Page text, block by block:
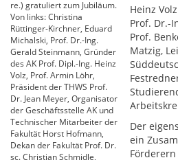
re.) gratuliert zum Jubiläum.
Von links: Christina
Rüttinger-Kirchner, Eduard
Michalski, Prof. Dr.-Ing.
Gerald Steinmann, Gründer
des AK Prof. Dipl.-Ing. Heinz
Volz, Prof. Armin Löhr,
Präsident der THWS Prof.
Dr. Jean Meyer, Organisator
der Geschäftsstelle AK und
Technischer Mitarbeiter der
Fakultät Horst Hofmann,
Dekan der Fakultät Prof. Dr.
sc. Christian Schmidle,
Heinz
Prof. Dr.-
Prof.
Matzig,
Der
ein